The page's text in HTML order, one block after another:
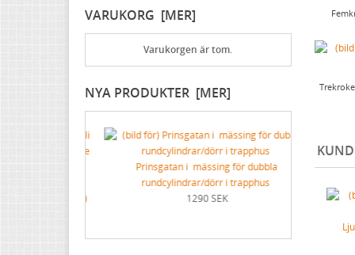
För skrivbordet
Lädervård
Praktiska ting i hemmet
Dricksglas, vinglas & karaffer
Dekorspik
Övriga spikar
Nubb
Stålskruv
Mässingsskruv
Förnicklad mässingsskruv
Förnicklad stålskruv
Vita med svart text
Blåa med vit text
Gjutna skyltar mässing & nickel
Skyltar med symboler
Färgskrapor med mera
Specialverktyg
Brynen
VARUKORG [MER]
Varukorgen är tom.
NYA PRODUKTER [MER]
Prinsgatan i mässing för dubbla
rundcylindrar/dörr i trapphus
1290 SEK
Tricot Aller